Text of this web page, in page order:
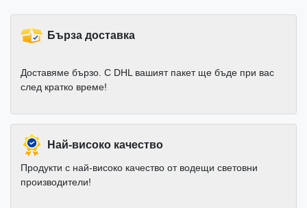
Бърза доставка
Доставяме бързо. С DHL вашият пакет ще бъде при вас
след кратко време!
Най-високо качество
Продукти с най-високо качество от водещи световни
производители!